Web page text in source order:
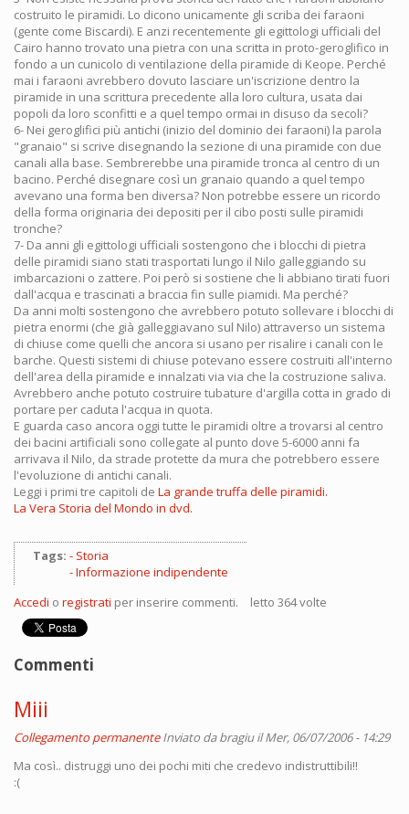
costruito le piramidi. Lo dicono unicamente gli scriba dei faraoni
(gente come Biscardi). E anzi recentemente gli egittologi ufficiali del
Cairo hanno trovato una pietra con una scritta in proto-geroglifico in
fondo a un cunicolo di ventilazione della piramide di Keope. Perché
mai i faraoni avrebbero dovuto lasciare un'iscrizione dentro la
piramide in una scrittura precedente alla loro cultura, usata dai
popoli da loro sconfitti e a quel tempo ormai in disuso da secoli?
6- Nei geroglifici più antichi (inizio del dominio dei faraoni) la parola
"granaio" si scrive disegnando la sezione di una piramide con due
canali alla base. Sembrerebbe una piramide tronca al centro di un
bacino. Perché disegnare così un granaio quando a quel tempo
avevano una forma ben diversa? Non potrebbe essere un ricordo
della forma originaria dei depositi per il cibo posti sulle piramidi
tronche?
7- Da anni gli egittologi ufficiali sostengono che i blocchi di pietra
delle piramidi siano stati trasportati lungo il Nilo galleggiando su
imbarcazioni o zattere. Poi però si sostiene che li abbiano tirati fuori
dall'acqua e trascinati a braccia fin sulle piamidi. Ma perché?
Da anni molti sostengono che avrebbero potuto sollevare i blocchi di
pietra enormi (che già galleggiavano sul Nilo) attraverso un sistema
di chiuse come quelli che ancora si usano per risalire i canali con le
barche. Questi sistemi di chiuse potevano essere costruiti all'interno
dell'area della piramide e innalzati via via che la costruzione saliva.
Avrebbero anche potuto costruire tubature d'argilla cotta in grado di
portare per caduta l'acqua in quota.
E guarda caso ancora oggi tutte le piramidi oltre a trovarsi al centro
dei bacini artificiali sono collegate al punto dove 5-6000 anni fa
arrivava il Nilo, da strade protette da mura che potrebbero essere
l'evoluzione di antichi canali.
Leggi i primi tre capitoli de La grande truffa delle piramidi.
La Vera Storia del Mondo in dvd.
Tags:
Storia
Informazione indipendente
Accedi o registrati per inserire commenti. letto 364 volte
Commenti
Miii
Collegamento permanente Inviato dabragiuil Mer, 06/07/2006 - 14:29
Ma così.. distruggi uno dei pochi miti che credevo indistruttibili!!
:(